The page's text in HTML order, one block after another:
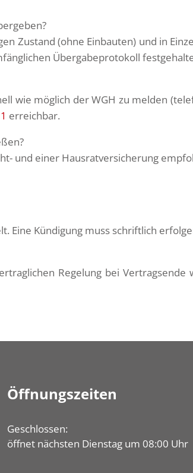
Zustand (ohne Einbauten) und in
Übergabeprotokoll
wie möglich der WGH zu melden
erreichbar.
und einer Hausratversicherung
Eine Kündigung muss schriftlich
Regelung bei
Öffnungszeiten
Klicken, um weitere Öffnungs- oder
Geschlossen:
öffnet nächsten Dienstag um 08:00 Uhr